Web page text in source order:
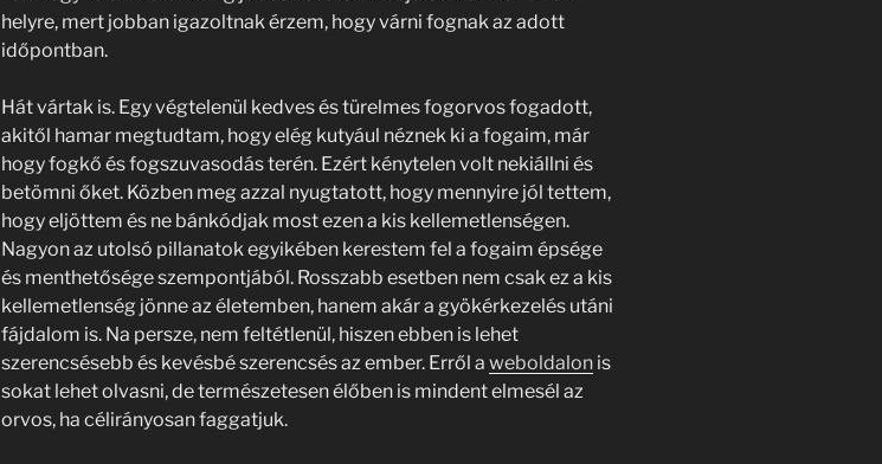
helyre, mert jobban igazoltnak érzem, hogy várni fognak az adott
időpontban.
Hát vártak is. Egy végtelenül kedves és türelmes fogorvos fogadott,
akitől hamar megtudtam, hogy elég kutyául néznek ki a fogaim, már
hogy fogkő és fogszuvasodás terén. Ezért kénytelen volt nekiállni és
betömni őket. Közben meg azzal nyugtatott, hogy mennyire jól tettem,
hogy eljöttem és ne bánkódjak most ezen a kis kellemetlenségen.
Nagyon az utolsó pillanatok egyikében kerestem fel a fogaim épsége
és menthetősége szempontjából. Rosszabb esetben nem csak ez a kis
kellemetlenség jönne az életemben, hanem akár a gyökérkezelés utáni
fájdalom is. Na persze, nem feltétlenül, hiszen ebben is lehet
szerencsésebb és kevésbé szerencsés az ember. Erről a weboldalonis
sokat lehet olvasni, de természetesen élőben is mindent elmesél az
orvos, ha célirányosan faggatjuk.